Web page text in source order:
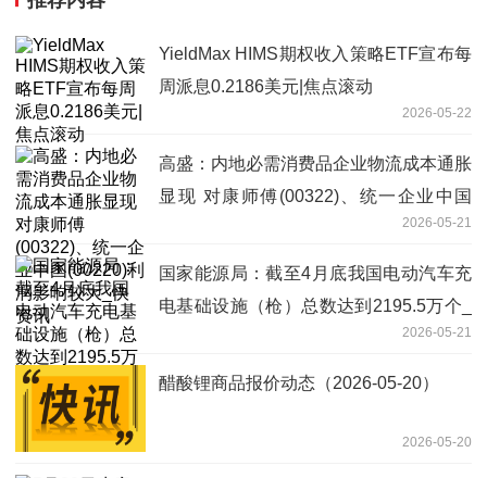
YieldMax HIMS期权收入策略ETF宣布每
周派息0.2186美元|焦点滚动
2026-05-22
高盛：内地必需消费品企业物流成本通胀
显现 对康师傅(00322)、统一企业中国
2026-05-21
国家能源局：截至4月底我国电动汽车充
电基础设施（枪）总数达到2195.5万个_
2026-05-21
醋酸锂商品报价动态（2026-05-20）
2026-05-20